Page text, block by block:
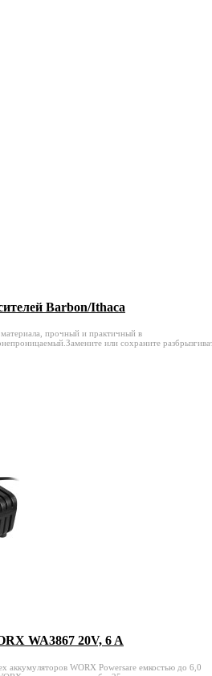
Barbon/Ithaca
материала, прочный и практичный в
или сохраните
WA3867 20V, 6 A
аккумуляторов WORX Powersare емкостью до 6,0